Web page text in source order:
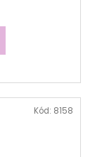
Kód: 8158